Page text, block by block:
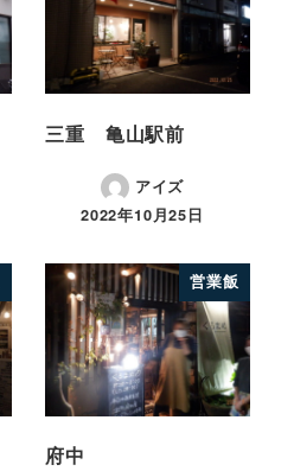
三重 亀山駅前
アイズ
2022年10月25日
営業飯
府中